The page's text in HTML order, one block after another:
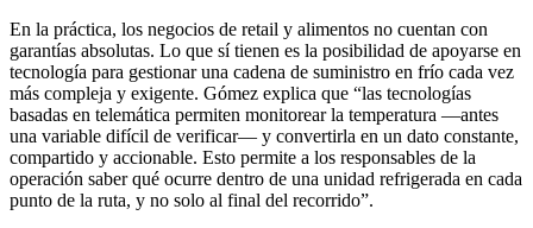
En la práctica, los negocios de retail y alimentos no cuentan con
garantías absolutas. Lo que sí tienen es la posibilidad de apoyarse en
tecnología para gestionar una cadena de suministro en frío cada vez
más compleja y exigente. Gómez explica que “las tecnologías
basadas en telemática permiten monitorear la temperatura —antes
una variable difícil de verificar— y convertirla en un dato constante,
compartido y accionable. Esto permite a los responsables de la
operación saber qué ocurre dentro de una unidad refrigerada en cada
punto de la ruta, y no solo al final del recorrido”.